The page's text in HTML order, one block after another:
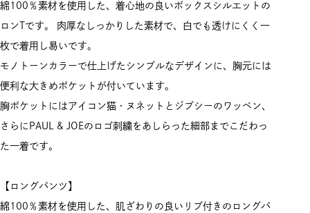
綿100％素材を使用した、着心地の良いボックスシルエットの
ロンTです。 肉厚なしっかりした素材で、白でも透けにくく一
枚で着用し易いです。
モノトーンカラーで仕上げたシンプルなデザインに、胸元には
便利な大きめポケットが付いています。
胸ポケットにはアイコン猫・ヌネットとジプシーのワッペン、
さらにPAUL & JOEのロゴ刺繍をあしらった細部までこだわっ
た一着です。
【ロングパンツ】
綿100％素材を使用した、肌ざわりの良いリブ付きのロングパ